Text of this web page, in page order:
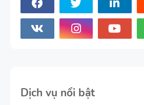
Dịch vụ nổi bật